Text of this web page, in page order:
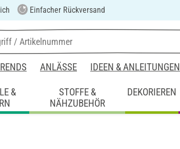
Einfacher Rückversand
ANLÄSSE IDEEN & ANLEITUNGEN
&
STOFFE &
NÄHZUBEHÖR
DEKORIEREN